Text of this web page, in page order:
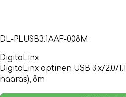
DL-PLUSB3.1AAF-008M
DigitaLinx
DigitaLinx optinen USB 3.x/2.0/
naaras), 8m